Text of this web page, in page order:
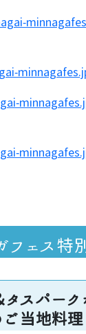
フェス特
タスパー
当地料理